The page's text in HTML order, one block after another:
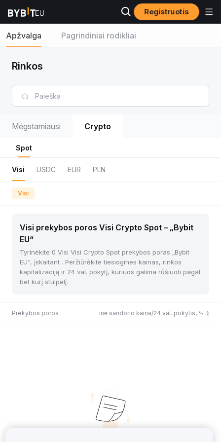
Registruotis
Apžvalga Pagrindiniai rodikliai
Rinkos
Mėgstamiausi Crypto
Spot
Visi USDC EUR PLN
Visi
Visi prekybos poros Visi Crypto Spot – „Bybit
EU“
Tyrinėkite 0 Visi Visi Crypto Spot prekybos poras „Bybit
EU“, įskaitant . Peržiūrėkite tiesiogines kainas, rinkos
kapitalizaciją ir 24 val. pokytį, kuriuos galima rūšiuoti pagal
bet kurį stulpelį.
Prekybos poros Paskutinė sandorio kaina/24 val. pokytis, %